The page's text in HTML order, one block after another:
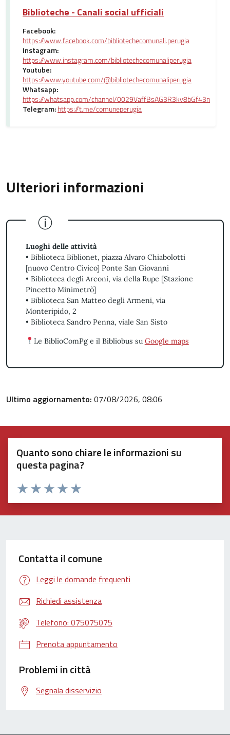
Biblioteche - Canali social ufficiali
Facebook:
https://www.facebook.com/bibliotechecomunali.perugia
Instagram:
https://www.instagram.com/bibliotechecomunaliperugia
Youtube:
https://www.youtube.com/@bibliotechecomunaliperugia
Whatsapp:
https://whatsapp.com/channel/0029VaffBsAG3R3kv8bGf43n
Telegram:https://t.me/comuneperugia
Ulteriori informazioni
Luoghi delle attività
• Biblioteca Biblionet, piazza Alvaro Chiabolotti
[nuovo Centro Civico] Ponte San Giovanni
• Biblioteca degli Arconi, via della Rupe [Stazione
Pincetto Minimetrò]
• Biblioteca San Matteo degli Armeni, via
Monteripido, 2
• Biblioteca Sandro Penna, viale San Sisto
Le BiblioComPg e il Bibliobus su Google maps
Ultimo aggiornamento: 07/08/2026, 08:06
Quanto sono chiare le informazioni su
questa pagina?
Valuta 5 stelle su 5
Valuta 4 stelle su 5
Valuta 3 stelle su 5
Valuta 2 stelle su 5
Valuta 1 stelle su 5
Contatta il comune
Leggi le domande frequenti
Richiedi assistenza
Telefono: 075075075
Prenota appuntamento
Problemi in città
Segnala disservizio